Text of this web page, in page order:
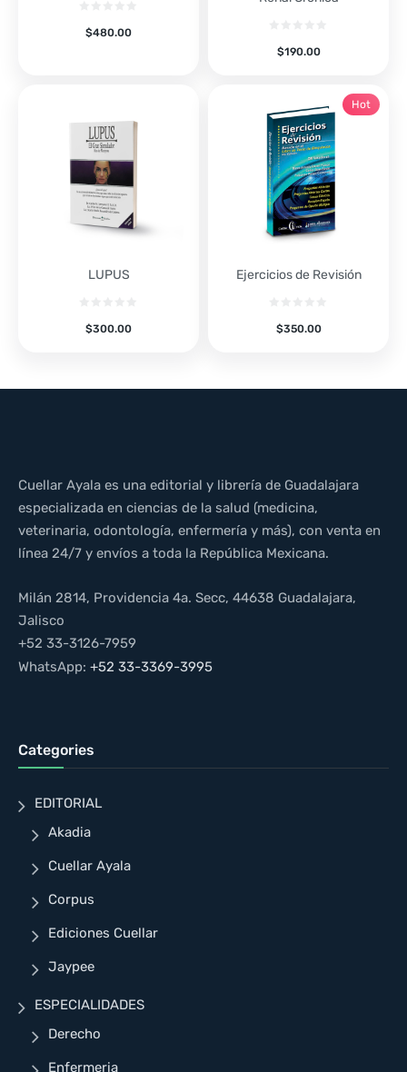
$480.00
$190.00
LUPUS
$300.00
Ejercicios de Revisión
$350.00
Hot
Cuellar Ayala es una editorial y librería de Guadalajara
especializada en ciencias de la salud (medicina,
veterinaria, odontología, enfermería y más), con venta en
línea 24/7 y envíos a toda la República Mexicana.
Milán 2814, Providencia 4a. Secc, 44638 Guadalajara,
Jalisco
+52 33-3126-7959
WhatsApp: +52 33-3369-3995
Categories
EDITORIAL
Akadia
Cuellar Ayala
Corpus
Ediciones Cuellar
Jaypee
ESPECIALIDADES
Derecho
Enfermeria